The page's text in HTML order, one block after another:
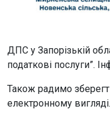
ДПС у Запорізькій
податкові послуги”.
Також радимо
електронному вигляді.